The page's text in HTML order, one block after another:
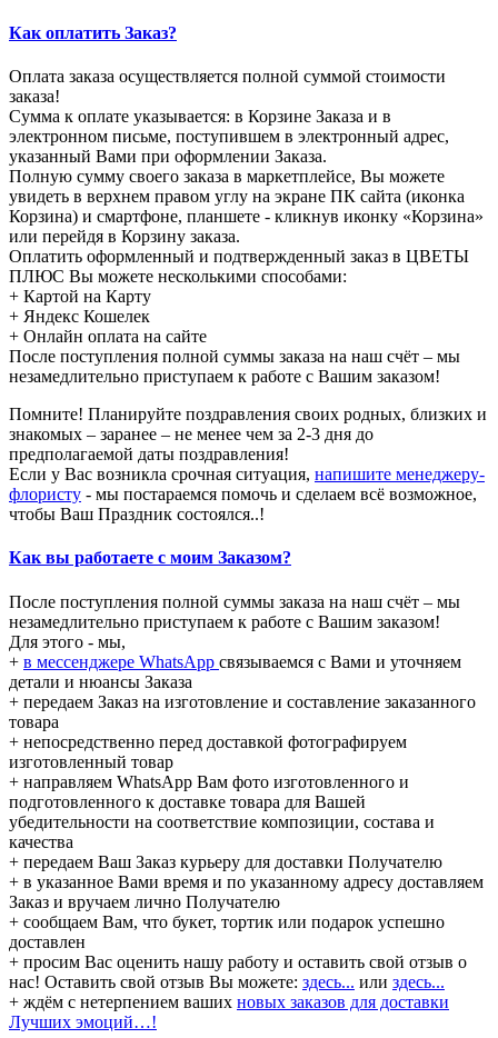
Как оплатить Заказ?
Оплата заказа осуществляется полной суммой стоимости
заказа!
Сумма к оплате указывается: в Корзине Заказа и в
электронном письме, поступившем в электронный адрес,
указанный Вами при оформлении Заказа.
Полную сумму своего заказа в маркетплейсе, Вы можете
увидеть в верхнем правом углу на экране ПК сайта (иконка
Корзина) и смартфоне, планшете - кликнув иконку «Корзина»
или перейдя в Корзину заказа.
Оплатить оформленный и подтвержденный заказ в ЦВЕТЫ
ПЛЮС Вы можете несколькими способами:
+ Картой на Карту
+ Яндекс Кошелек
+ Онлайн оплата на сайте
После поступления полной суммы заказа на наш счёт – мы
незамедлительно приступаем к работе с Вашим заказом!
Помните! Планируйте поздравления своих родных, близких и
знакомых – заранее – не менее чем за 2-3 дня до
предполагаемой даты поздравления!
Если у Вас возникла срочная ситуация, напишите менеджеру-
флористу - мы постараемся помочь и сделаем всё возможное,
чтобы Ваш Праздник состоялся..!
Как вы работаете с моим Заказом?
После поступления полной суммы заказа на наш счёт – мы
незамедлительно приступаем к работе с Вашим заказом!
Для этого - мы,
+ в мессенджере WhatsApp связываемся с Вами и уточняем
детали и нюансы Заказа
+ передаем Заказ на изготовление и составление заказанного
товара
+ непосредственно перед доставкой фотографируем
изготовленный товар
+ направляем WhatsApp Вам фото изготовленного и
подготовленного к доставке товара для Вашей
убедительности на соответствие композиции, состава и
качества
+ передаем Ваш Заказ курьеру для доставки Получателю
+ в указанное Вами время и по указанному адресу доставляем
Заказ и вручаем лично Получателю
+ сообщаем Вам, что букет, тортик или подарок успешно
доставлен
+ просим Вас оценить нашу работу и оставить свой отзыв о
нас! Оставить свой отзыв Вы можете: здесь... или здесь...
+ ждём с нетерпением ваших новых заказов для доставки
Лучших эмоций…!